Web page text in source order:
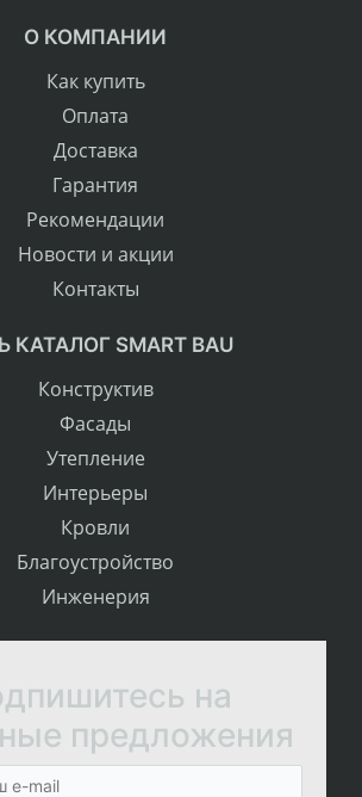
О КОМПАНИИ
Как купить
Оплата
Доставка
Гарантия
Рекомендации
Новости и акции
Контакты
КАТАЛОГ SMART BAU
Конструктив
Фасады
Утепление
Интерьеры
Кровли
Благоустройство
Инженерия
на
предложения